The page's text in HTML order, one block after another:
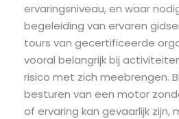
ervaringsniveau, en waar
begeleiding van ervaren
tours van gecertificeerde
vooral belangrijk bij
risico met zich meebrengen.
besturen van een motor
of ervaring kan gevaarlijk zijn,